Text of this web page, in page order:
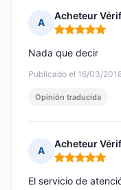
A
Acheteur
Nota: 5 de 5
Publicado el 16/03/
Nada que decir
Opinión traducida
A
Acheteur
Nota: 5 de 5
El servicio de